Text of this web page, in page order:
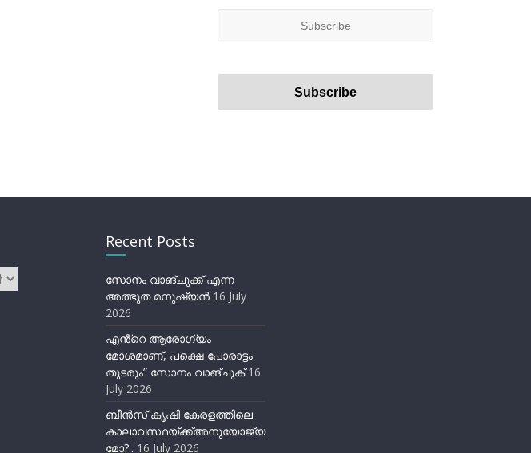
Recent Posts
സോനം വാങ്ചുക്ക് എന്ന
അത്ഭുത മനുഷ്യന്‍ 16 July
2026
എൻ്റെ ആരോഗ്യം
മോശമാണ്, പക്ഷെ പോരാട്ടം
തുടരും” സോനം വാങ്ചുക് 16
July 2026
ബീന്‍സ് കൃഷി കേരളത്തിലെ
കാലാവസ്ഥയ്ക്ക്അനുയോജ്യ
മോ?.. 16 July 2026